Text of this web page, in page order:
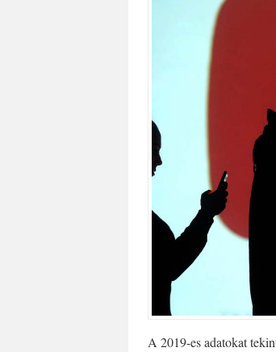
A 2019-es adatokat